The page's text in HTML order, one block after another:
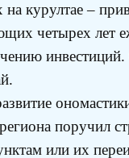
курултае –
четырех лет
поручил
или их